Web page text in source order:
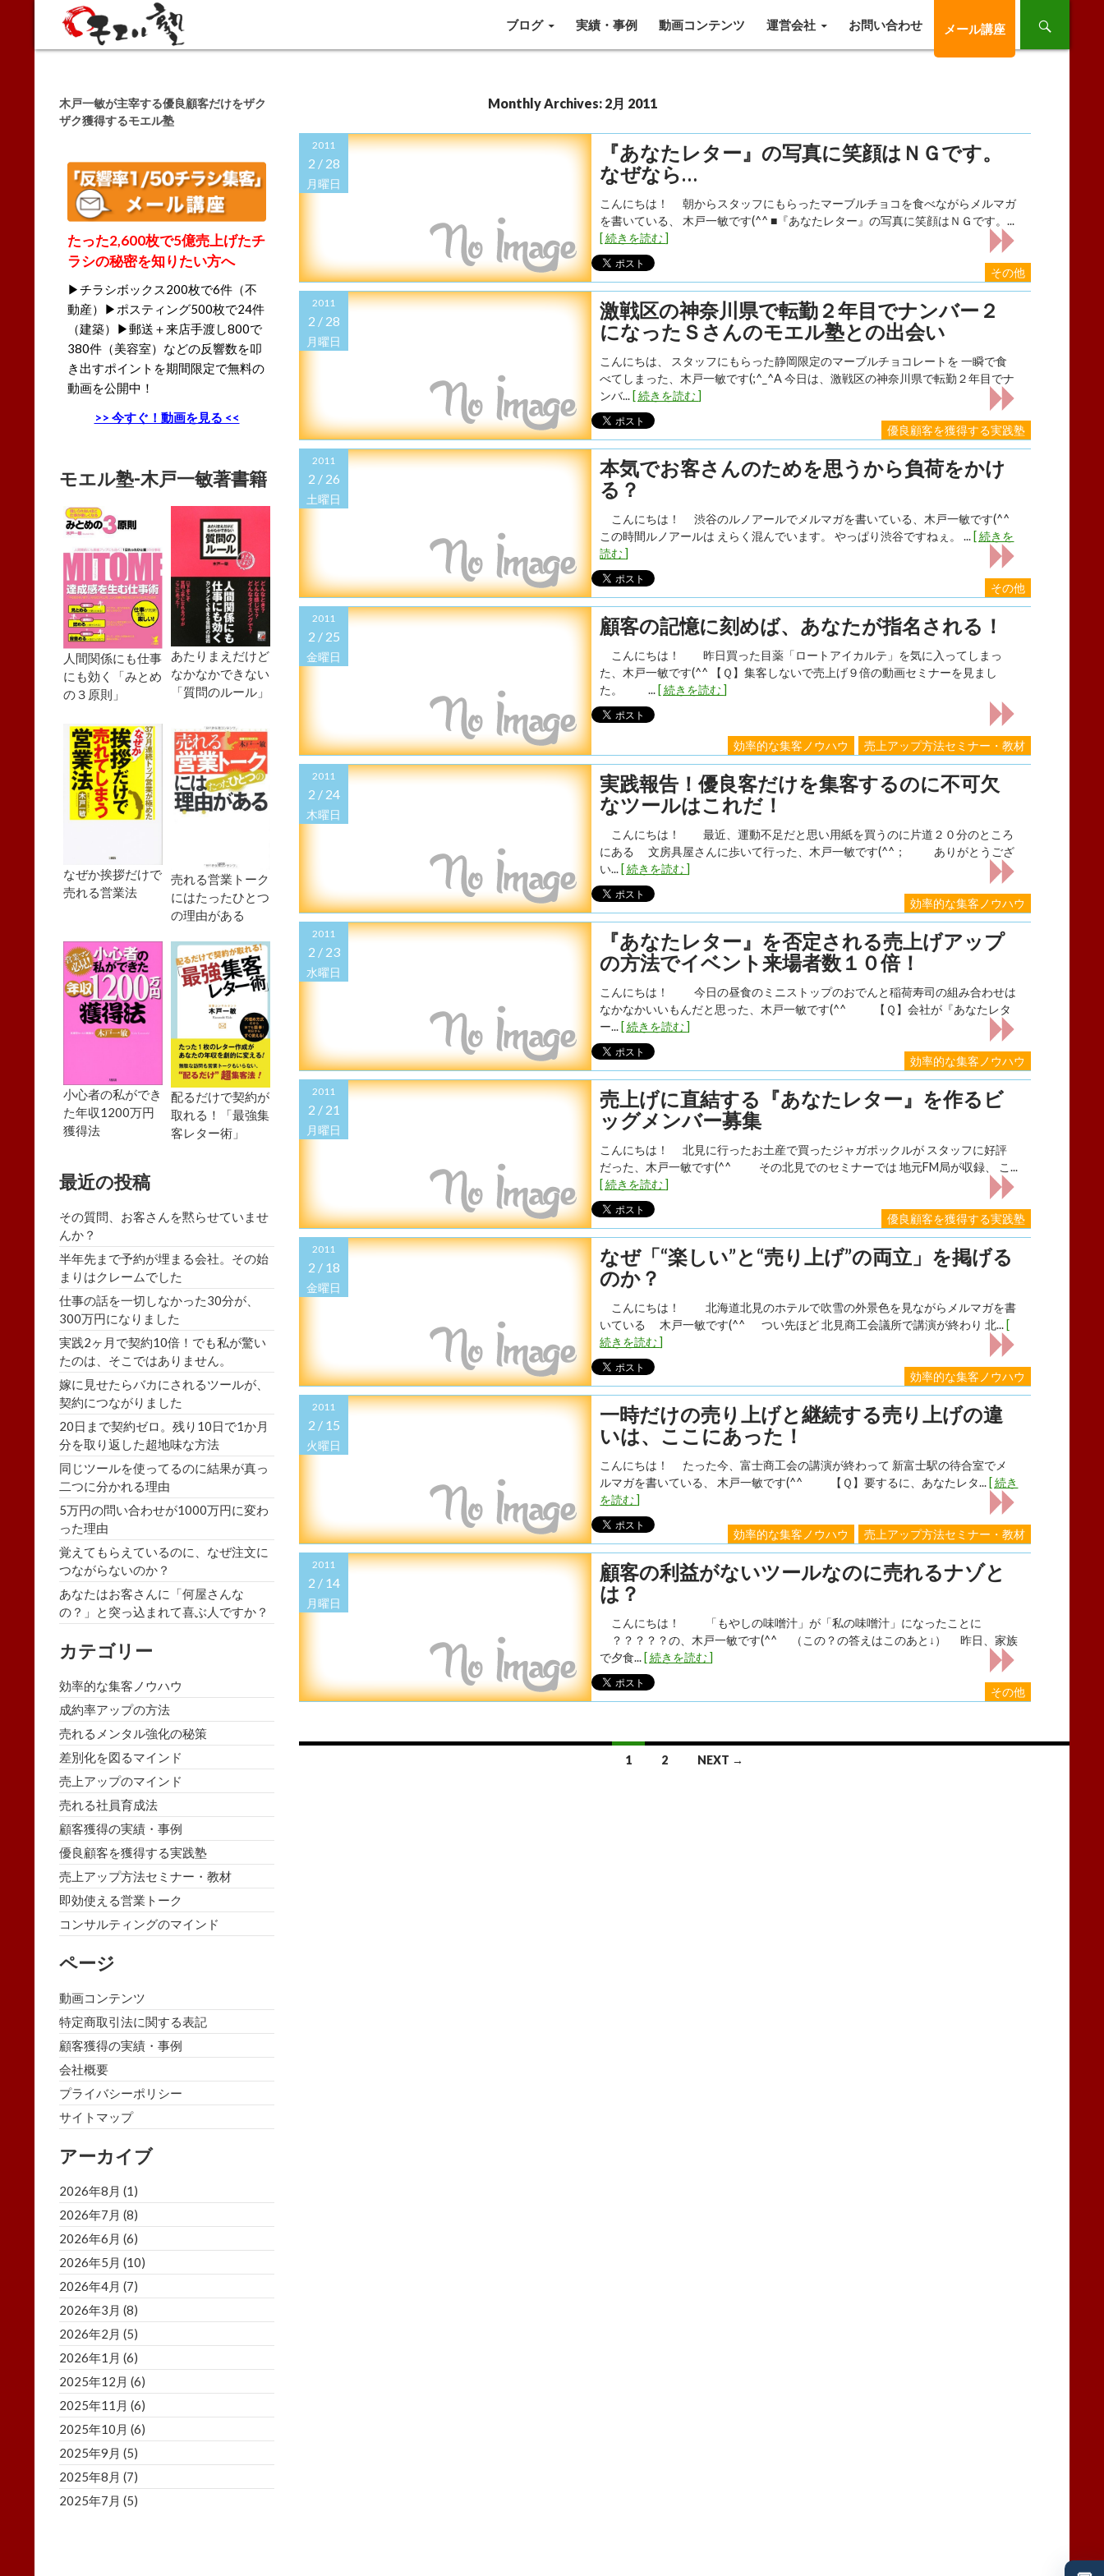
Search
ブログ
実績・事例 動画コンテンツ 運営会社 お問い合わせ メール講座
Monthly Archives: 2月 2011
2011
2 / 28
月曜日
その他
『あなたレター』の写真に笑顔はＮＧです。
なぜなら…
こんにちは！ 朝からスタッフにもらったマーブルチョコを食べながらメルマガ
を書いている、 木戸一敏です(^^ ■『あなたレター』の写真に笑顔はＮＧです。...
[ 続きを読む ]
2011
2 / 28
月曜日
優良顧客を獲得する実践塾
激戦区の神奈川県で転勤２年目でナンバー２
になったＳさんのモエル塾との出会い
こんにちは、 スタッフにもらった静岡限定のマーブルチョコレートを 一瞬で食
べてしまった、木戸一敏です(;^_^A 今日は、激戦区の神奈川県で転勤２年目でナ
ンバ... [ 続きを読む ]
2011
2 / 26
土曜日
その他
本気でお客さんのためを思うから負荷をかけ
る？
こんにちは！ 渋谷のルノアールでメルマガを書いている、木戸一敏です(^^
この時間ルノアールは えらく混んでいます。 やっぱり渋谷ですねぇ。 ... [ 続きを
読む ]
2011
2 / 25
金曜日
効率的な集客ノウハウ 売上アップ方法セミナー・教材
顧客の記憶に刻めば、あなたが指名される！
こんにちは！ 昨日買った目薬「ロートアイカルテ」を気に入ってしまっ
た、木戸一敏です(^^ 【Ｑ】集客しないで売上げ９倍の動画セミナーを見まし
た。 ... [ 続きを読む ]
2011
2 / 24
木曜日
効率的な集客ノウハウ
実践報告！優良客だけを集客するのに不可欠
なツールはこれだ！
こんにちは！ 最近、運動不足だと思い用紙を買うのに片道２０分のところ
にある 文房具屋さんに歩いて行った、木戸一敏です(^^； ありがとうござ
い... [ 続きを読む ]
2011
2 / 23
水曜日
効率的な集客ノウハウ
『あなたレター』を否定される売上げアップ
の方法でイベント来場者数１０倍！
こんにちは！ 今日の昼食のミニストップのおでんと稲荷寿司の組み合わせは
なかなかいいもんだと思った、木戸一敏です(^^ 【Ｑ】会社が『あなたレタ
ー... [ 続きを読む ]
2011
2 / 21
月曜日
優良顧客を獲得する実践塾
売上げに直結する『あなたレター』を作るビ
ッグメンバー募集
こんにちは！ 北見に行ったお土産で買ったジャガポックルが スタッフに好評
だった、木戸一敏です(^^ その北見でのセミナーでは 地元FM局が収録、 こ...
[ 続きを読む ]
2011
2 / 18
金曜日
効率的な集客ノウハウ
なぜ「“楽しい”と“売り上げ”の両立」を掲げる
のか？
こんにちは！ 北海道北見のホテルで吹雪の外景色を見ながらメルマガを書
いている 木戸一敏です(^^ つい先ほど 北見商工会議所で講演が終わり 北... [
続きを読む ]
2011
2 / 15
火曜日
効率的な集客ノウハウ 売上アップ方法セミナー・教材
一時だけの売り上げと継続する売り上げの違
いは、ここにあった！
こんにちは！ たった今、富士商工会の講演が終わって 新富士駅の待合室でメ
ルマガを書いている、 木戸一敏です(^^ 【Ｑ】要するに、あなたレタ... [ 続き
を読む ]
2011
2 / 14
月曜日
その他
顧客の利益がないツールなのに売れるナゾと
は？
こんにちは！ 「もやしの味噌汁」が「私の味噌汁」になったことに
？？？？？の、木戸一敏です(^^ （この？の答えはこのあと↓） 昨日、家族
で夕食... [ 続きを読む ]
1 2 NEXT →
木戸一敏が主宰する優良顧客だけをザク
ザク獲得するモエル塾
たった2,600枚で5億売上げたチ
ラシの秘密を知りたい方へ
▶チラシボックス200枚で6件（不
動産）▶ポスティング500枚で24件
（建築）▶郵送＋来店手渡し800で
380件（美容室）などの反響数を叩
き出すポイントを期間限定で無料の
動画を公開中！
>> 今すぐ！動画を見る <<
モエル塾-木戸一敏著書籍
人間関係にも仕事
にも効く「みとめ
の３原則」
あたりまえだけど
なかなかできない
「質問のルール」
なぜか挨拶だけで
売れる営業法
売れる営業トーク
にはたったひとつ
の理由がある
小心者の私ができ
た年収1200万円
獲得法
配るだけで契約が
取れる！「最強集
客レター術」
最近の投稿
その質問、お客さんを黙らせていませ
んか？
半年先まで予約が埋まる会社。その始
まりはクレームでした
仕事の話を一切しなかった30分が、
300万円になりました
実践2ヶ月で契約10倍！でも私が驚い
たのは、そこではありません。
嫁に見せたらバカにされるツールが、
契約につながりました
20日まで契約ゼロ。残り10日で1か月
分を取り返した超地味な方法
同じツールを使ってるのに結果が真っ
二つに分かれる理由
5万円の問い合わせが1000万円に変わ
った理由
覚えてもらえているのに、なぜ注文に
つながらないのか？
あなたはお客さんに「何屋さんな
の？」と突っ込まれて喜ぶ人ですか？
カテゴリー
効率的な集客ノウハウ
成約率アップの方法
売れるメンタル強化の秘策
差別化を図るマインド
売上アップのマインド
売れる社員育成法
顧客獲得の実績・事例
優良顧客を獲得する実践塾
売上アップ方法セミナー・教材
即効使える営業トーク
コンサルティングのマインド
ページ
動画コンテンツ
特定商取引法に関する表記
顧客獲得の実績・事例
会社概要
プライバシーポリシー
サイトマップ
アーカイブ
2026年8月 (1)
2026年7月 (8)
2026年6月 (6)
2026年5月 (10)
2026年4月 (7)
2026年3月 (8)
2026年2月 (5)
2026年1月 (6)
2025年12月 (6)
2025年11月 (6)
2025年10月 (6)
2025年9月 (5)
2025年8月 (7)
2025年7月 (5)